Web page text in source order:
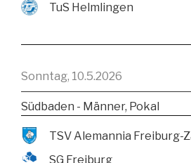
TuS Helmlingen
Sonntag, 10.5.2026
Südbaden - Männer, Pokal
TSV Alemannia Freiburg-
SG Freiburg